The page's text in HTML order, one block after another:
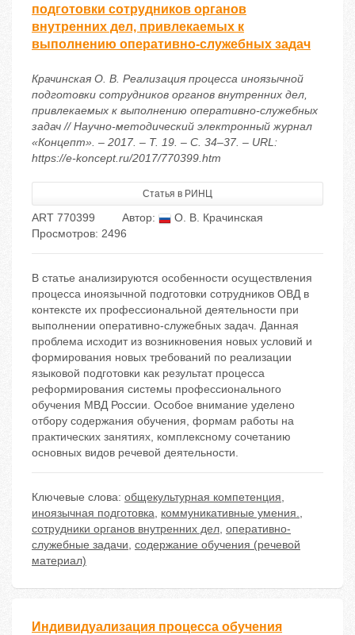
подготовки сотрудников органов
внутренних дел, привлекаемых к
выполнению оперативно-служебных задач
Крачинская О. В. Реализация процесса иноязычной
подготовки сотрудников органов внутренних дел,
привлекаемых к выполнению оперативно-служебных
задач // Научно-методический электронный журнал
«Концепт». – 2017. – Т. 19. – С. 34–37. – URL:
https://e-koncept.ru/2017/770399.htm
Статья в РИНЦ
ART 770399 Автор:
О. В. Крачинская
Просмотров: 2496
В статье анализируются особенности осуществления
процесса иноязычной подготовки сотрудников ОВД в
контексте их профессиональной деятельности при
выполнении оперативно-служебных задач. Данная
проблема исходит из возникновения новых условий и
формирования новых требований по реализации
языковой подготовки как результат процесса
реформирования системы профессионального
обучения МВД России. Особое внимание уделено
отбору содержания обучения, формам работы на
практических занятиях, комплексному сочетанию
основных видов речевой деятельности.
Ключевые слова: общекультурная компетенция,
иноязычная подготовка, коммуникативные умения.,
сотрудники органов внутренних дел, оперативно-
служебные задачи, содержание обучения (речевой
материал)
Индивидуализация процесса обучения